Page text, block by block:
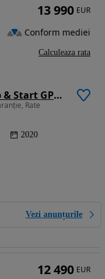
Peugeot 3008 PureTech 130 Stop & Start GPF EAT8 GT
Rate
2020
Vezi anunțurile
13 990 EUR
Conform mediei
Calculeaza rata
12 490 EUR